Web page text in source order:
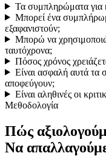
Τα συμπληρώματα για
Μπορεί ένα
εξαφανιστούν;
Μπορώ να
ταυτόχρονα;
Πόσος χρόνος
Είναι ασφαλή αυτά τα
αποφεύγουν;
Είναι αληθινές οι
Μεθοδολογία
Πώς
Να απαλλαγούμε